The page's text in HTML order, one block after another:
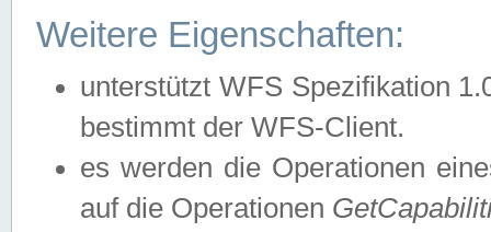
Weitere Eigenschaften:
unterstützt WFS Spezifikation
bestimmt der WFS-Client.
es werden die Operationen
auf die Operationen